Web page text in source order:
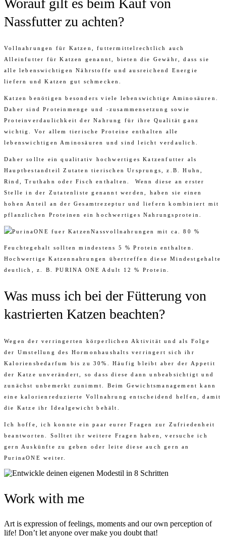
Worauf gilt es beim Kauf von
Nassfutter zu achten?
Vollnahrungen für Katzen, futtermittelrechtlich auch
Alleinfutter für Katzen genannt, bieten die Gewähr, dass sie
alle lebenswichtigen Nährstoffe und ausreichend Energie
liefern und Katzen gut schmecken.
Katzen benötigen besonders viele lebenswichtige Aminosäuren.
Daher sind Proteinmenge und -zusammensetzung sowie
Proteinverdaulichkeit der Nahrung für ihre Qualität ganz
wichtig. Vor allem tierische Proteine enthalten alle
lebenswichtigen Aminosäuren und sind leicht verdaulich.
Daher sollte ein qualitativ hochwertiges Katzenfutter als
Hauptbestandteil Zutaten tierischen Ursprungs, z.B. Huhn,
Rind, Truthahn oder Fisch enthalten. Wenn diese an erster
Stelle in der Zutatenliste genannt werden, haben sie einen
hohen Anteil an der Gesamtrezeptur und liefern kombiniert mit
pflanzlichen Proteinen ein hochwertiges Nahrungsprotein.
Nassvollnahrungen mit ca. 80 %
Feuchtegehalt sollten mindestens 5 % Protein enthalten.
Hochwertige Katzennahrungen übertreffen diese Mindestgehalte
deutlich, z. B. PURINA ONE Adult 12 % Protein.
Was muss ich bei der Fütterung von
kastrierten Katzen beachten?
Wegen der verringerten körperlichen Aktivität und als Folge
der Umstellung des Hormonhaushalts verringert sich ihr
Kaloriensbedarfum bis zu 30%. Häufig bleibt aber der Appetit
der Katze unverändert, so dass diese dann unbeabsichtigt und
zunächst unbemerkt zunimmt. Beim Gewichtsmanagement kann
eine kalorienreduzierte Vollnahrung entscheidend helfen, damit
die Katze ihr Idealgewicht behält.
Ich hoffe, ich konnte ein paar eurer Fragen zur Zufriedenheit
beantworten. Solltet ihr weitere Fragen haben, versuche ich
gern Auskünfte zu geben oder leite diese auch gern an
PurinaONE weiter.
Work with me
Art is expression of feelings, moments and our own perception of
life! Don’t let anyone over make you doubt that!